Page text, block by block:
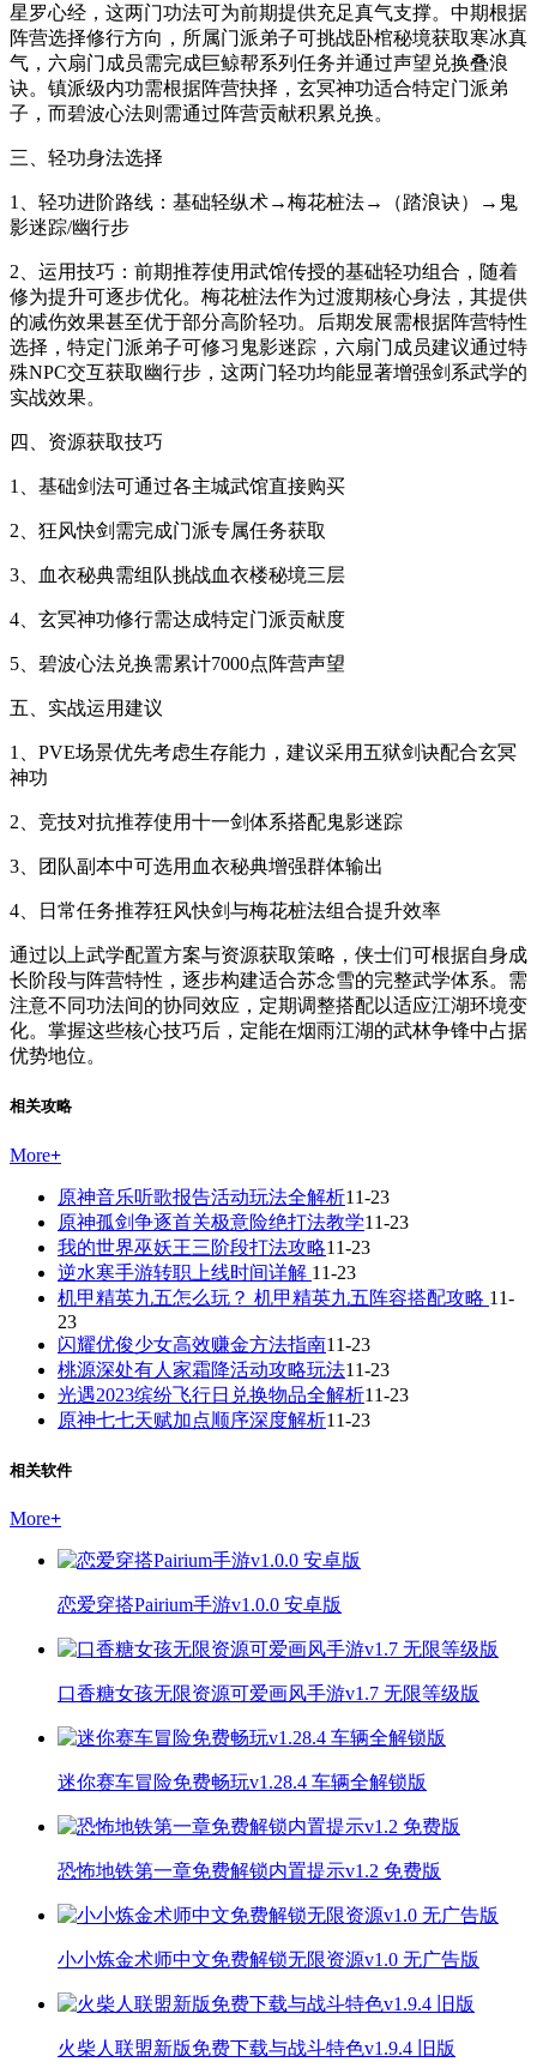
星罗心经，这两门功法可为前期提供充足真气支撑。中期根据
阵营选择修行方向，所属门派弟子可挑战卧棺秘境获取寒冰真
气，六扇门成员需完成巨鲸帮系列任务并通过声望兑换叠浪
诀。镇派级内功需根据阵营抉择，玄冥神功适合特定门派弟
子，而碧波心法则需通过阵营贡献积累兑换。
三、轻功身法选择
1、轻功进阶路线：基础轻纵术→梅花桩法→（踏浪诀）→鬼
影迷踪/幽行步
2、运用技巧：前期推荐使用武馆传授的基础轻功组合，随着
修为提升可逐步优化。梅花桩法作为过渡期核心身法，其提供
的减伤效果甚至优于部分高阶轻功。后期发展需根据阵营特性
选择，特定门派弟子可修习鬼影迷踪，六扇门成员建议通过特
殊NPC交互获取幽行步，这两门轻功均能显著增强剑系武学的
实战效果。
四、资源获取技巧
1、基础剑法可通过各主城武馆直接购买
2、狂风快剑需完成门派专属任务获取
3、血衣秘典需组队挑战血衣楼秘境三层
4、玄冥神功修行需达成特定门派贡献度
5、碧波心法兑换需累计7000点阵营声望
五、实战运用建议
1、PVE场景优先考虑生存能力，建议采用五狱剑诀配合玄冥
神功
2、竞技对抗推荐使用十一剑体系搭配鬼影迷踪
3、团队副本中可选用血衣秘典增强群体输出
4、日常任务推荐狂风快剑与梅花桩法组合提升效率
通过以上武学配置方案与资源获取策略，侠士们可根据自身成
长阶段与阵营特性，逐步构建适合苏念雪的完整武学体系。需
注意不同功法间的协同效应，定期调整搭配以适应江湖环境变
化。掌握这些核心技巧后，定能在烟雨江湖的武林争锋中占据
优势地位。
相关攻略
More+
原神音乐听歌报告活动玩法全解析11-23
原神孤剑争逐首关极意险绝打法教学11-23
我的世界巫妖王三阶段打法攻略11-23
逆水寒手游转职上线时间详解 11-23
机甲精英九五怎么玩？ 机甲精英九五阵容搭配攻略 11-
23
闪耀优俊少女高效赚金方法指南11-23
桃源深处有人家霜降活动攻略玩法11-23
光遇2023缤纷飞行日兑换物品全解析11-23
原神七七天赋加点顺序深度解析11-23
相关软件
More+
恋爱穿搭Pairium手游v1.0.0 安卓版
口香糖女孩无限资源可爱画风手游v1.7 无限等级版
迷你赛车冒险免费畅玩v1.28.4 车辆全解锁版
恐怖地铁第一章免费解锁内置提示v1.2 免费版
小小炼金术师中文免费解锁无限资源v1.0 无广告版
火柴人联盟新版免费下载与战斗特色v1.9.4 旧版